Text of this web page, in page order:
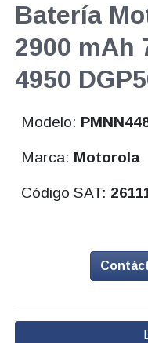
Batería
2900 mAh
4950
Modelo:
Marca: Motorola
Código SAT: